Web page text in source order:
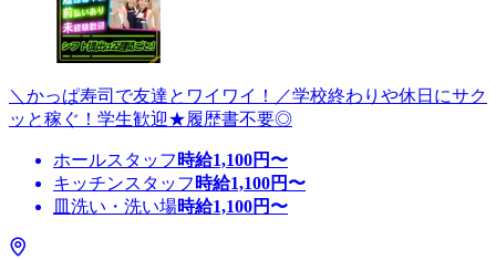
＼かっぱ寿司で友達とワイワイ！／学校終わりや休日にサク
ッと稼ぐ！学生歓迎★履歴書不要◎
ホールスタッフ 時給1,100円〜
キッチンスタッフ 時給1,100円〜
皿洗い・洗い場時給1,100円〜